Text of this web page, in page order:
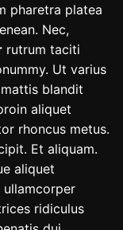
pharetra platea
Nec,
rutrum taciti
Ut varius
blandit
aliquet
rhoncus metus.
Et aliquam.
aliquet
ullamcorper
ridiculus